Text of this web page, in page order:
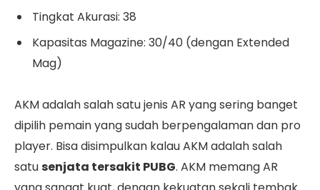
Tingkat Akurasi: 38
Kapasitas Magazine: 30/40 (dengan Extended
Mag)
AKM adalah salah satu jenis AR yang sering banget
dipilih pemain yang sudah berpengalaman dan pro
player. Bisa disimpulkan kalau AKM adalah salah
satusenjata tersakit PUBG. AKM memang AR